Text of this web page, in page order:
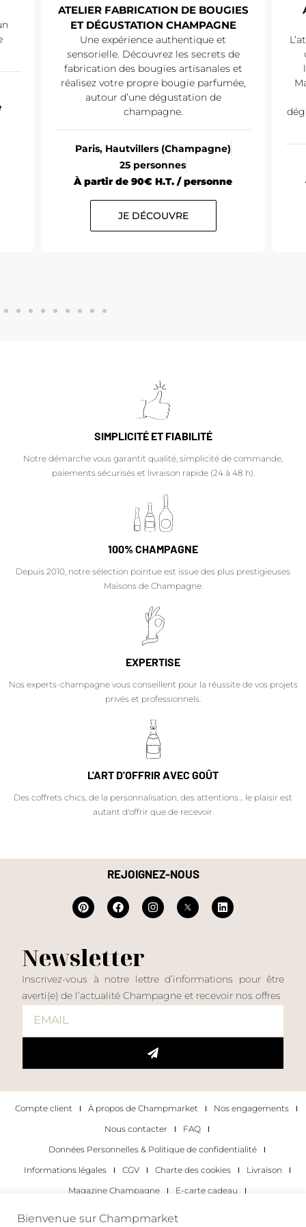
ATELIER FABRICATION DE BOUGIES
ET DÉGUSTATION CHAMPAGNE
Une expérience authentique et
sensorielle. Découvrez les secrets de
fabrication des bougies artisanales et
réalisez votre propre bougie parfumée,
autour d’une dégustation de
champagne.
Paris, Hautvillers (Champagne)
25 personnes
À partir de 90€ H.T. / personne
JE DÉCOUVRE
SIMPLICITÉ ET FIABILITÉ
Notre démarche vous garantit qualité, simplicité de commande,
paiements sécurisés et livraison rapide (24 à 48 h).
100% CHAMPAGNE
Depuis 2010, notre sélection pointue est issue des plus prestigieuses
Maisons de Champagne.
EXPERTISE
Nos experts-champagne vous conseillent pour la réussite de vos projets
privés et professionnels.
L'ART D'OFFRIR AVEC GOÛT
Des coffrets chics, de la personnalisation, des attentions… le plaisir est
autant d'offrir que de recevoir.
REJOIGNEZ-NOUS
Newsletter
Inscrivez-vous à notre lettre d’informations pour être
averti(e) de l’actualité Champagne et recevoir nos offres
Compte client À propos de Champmarket
Nos engagements
Nous contacter
FAQ
Données Personnelles & Politique de confidentialité
Informations légales
CGV Charte des cookies
Livraison
Magazine Champagne
E-carte cadeau
Bienvenue sur Champmarket